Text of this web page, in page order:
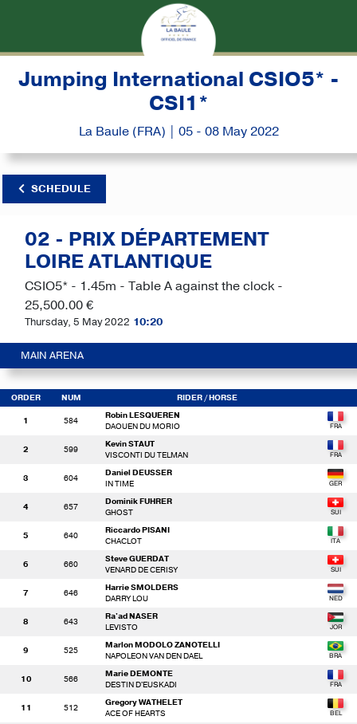
Jumping International CSIO5* -
CSI1*
La Baule (FRA) | 05 - 08 May 2022
SCHEDULE
02 - PRIX DÉPARTEMENT
LOIRE ATLANTIQUE
CSIO5* - 1.45m - Table A against the clock -
25,500.00 €
Thursday, 5 May 2022 10:20
MAIN ARENA
ORDER NUM RIDER / HORSE
1 584
Robin LESQUEREN
DAOUEN DU MORIO
2 599
Kevin STAUT
VISCONTI DU TELMAN
3 604
Daniel DEUSSER
IN TIME
4 657
Dominik FUHRER
GHOST
5 640
Riccardo PISANI
CHACLOT
6 660
Steve GUERDAT
VENARD DE CERISY
7 646
Harrie SMOLDERS
DARRY LOU
8 643
Ra'ad NASER
LEVISTO
9 525
Marlon MODOLO ZANOTELLI
NAPOLEON VAN DEN DAEL
10 566
Marie DEMONTE
DESTIN D'EUSKADI
11 512
Gregory WATHELET
ACE OF HEARTS